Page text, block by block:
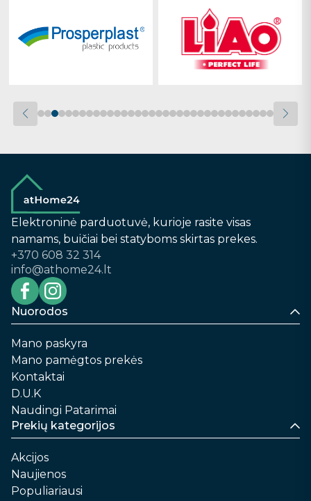
Elektroninė parduotuvė, kurioje rasite visas
namams, buičiai bei statyboms skirtas prekes.
+370 608 32 314
info@athome24.lt
Nuorodos
Mano paskyra
Mano pamėgtos prekės
Kontaktai
D.U.K
Naudingi Patarimai
Prekių kategorijos
Akcijos
Naujienos
Populiariausi